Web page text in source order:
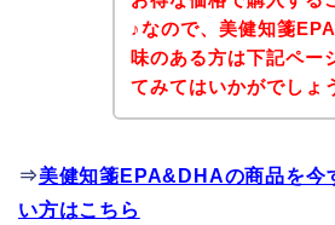
♪なので、美健知箋
味のある方は下記ペー
てみてはいかがでしょ
⇒美健知箋EPA&DHAの商品を今
い方はこちら